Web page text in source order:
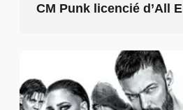
CM Punk licencié d’All